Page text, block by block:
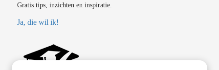
Gratis tips, inzichten en inspiratie.
Ja, die wil ik!